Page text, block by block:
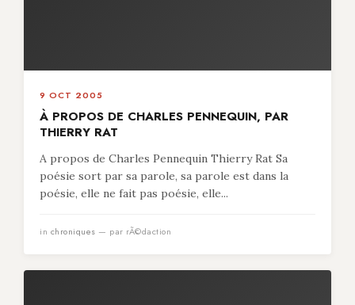
9 OCT 2005
À PROPOS DE CHARLES PENNEQUIN, PAR
THIERRY RAT
A propos de Charles Pennequin Thierry Rat Sa
poésie sort par sa parole, sa parole est dans la
poésie, elle ne fait pas poésie, elle...
in chroniques — par rÃ©daction